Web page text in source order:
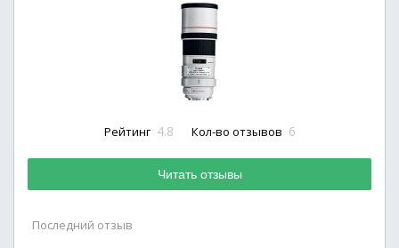
Рейтинг 4.8 Кол-во отзывов 6
Читать отзывы
Последний отзыв